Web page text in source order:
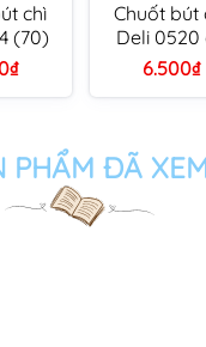
chì
(70)
Chuốt bút
Deli 0520
đệm tay
6.500₫
PHẨM ĐÃ